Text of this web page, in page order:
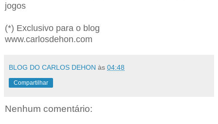
jogos
(*) Exclusivo para o blog
www.carlosdehon.com
BLOG DO CARLOS DEHON às 04:48
Compartilhar
Nenhum comentário: